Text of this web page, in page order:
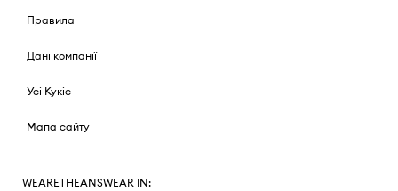
Правила
Дані компанії
Усі Кукіс
Мапа сайту
WEARETHEANSWEAR IN: